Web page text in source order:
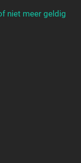
niet meer geldig